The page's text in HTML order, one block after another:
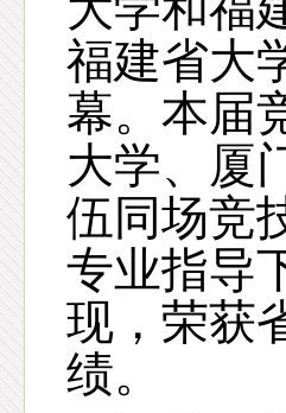
福建省大
幕。本届
大学、厦
伍同场竞
专业指导
现，荣获
绩。